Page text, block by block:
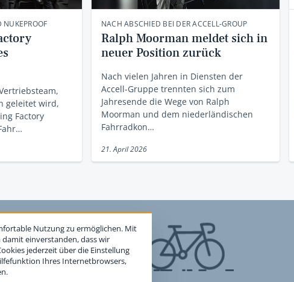
NUKEPROOF
geleitet wird,
Factory
NACH ABSCHIED BEI DER ACCELL-GROUP
Ralph Moorman meldet sich in
neuer Position zurück
Nach vielen Jahren in Diensten der
Accell-Gruppe trennten sich zum
Jahresende die Wege von Ralph
Moorman und dem niederländischen
Fahrradkon…
21. April 2026
Nutzung zu ermöglichen. Mit
einverstanden, dass wir
jederzeit über die Einstellung
Ihres Internetbrowsers,